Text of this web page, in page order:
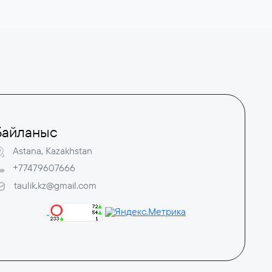
Astana, Kazakhstan
+77479607666
taulik.kz@gmail.com